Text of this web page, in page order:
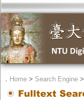
． Home> Search Engine>